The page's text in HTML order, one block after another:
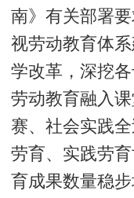
南》有关部署
视劳动教育体
学改革，深挖
劳动教育融入
赛、社会实践
劳育、实践劳
育成果数量稳